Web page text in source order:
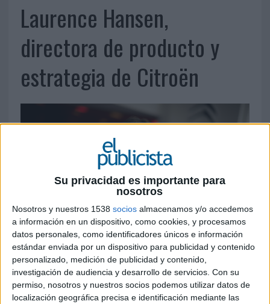
Su privacidad es importante para
nosotros
Nosotros y nuestros 1538 socios almacenamos y/o accedemos
a información en un dispositivo, como cookies, y procesamos
datos personales, como identificadores únicos e información
estándar enviada por un dispositivo para publicidad y contenido
personalizado, medición de publicidad y contenido,
investigación de audiencia y desarrollo de servicios. Con su
permiso, nosotros y nuestros socios podemos utilizar datos de
localización geográfica precisa e identificación mediante las
Laurence Hansen,
directora de producto y
estrategia de Citroën
2 DE OCTUBRE DE 2019
Depende de Linda Jackson, directora
general de Citroën